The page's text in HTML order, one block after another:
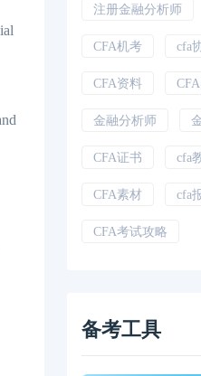
注册金融分析师
CFA机考 cfa
CFA资料
金融分析师
CFA证书 cfa
CFA素材 cfa
CFA考试攻略
备考工具